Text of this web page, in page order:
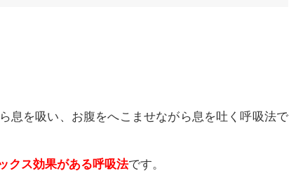
息を吸い、お腹をへこませながら息を吐く呼吸法で
クス効果がある呼吸法です。